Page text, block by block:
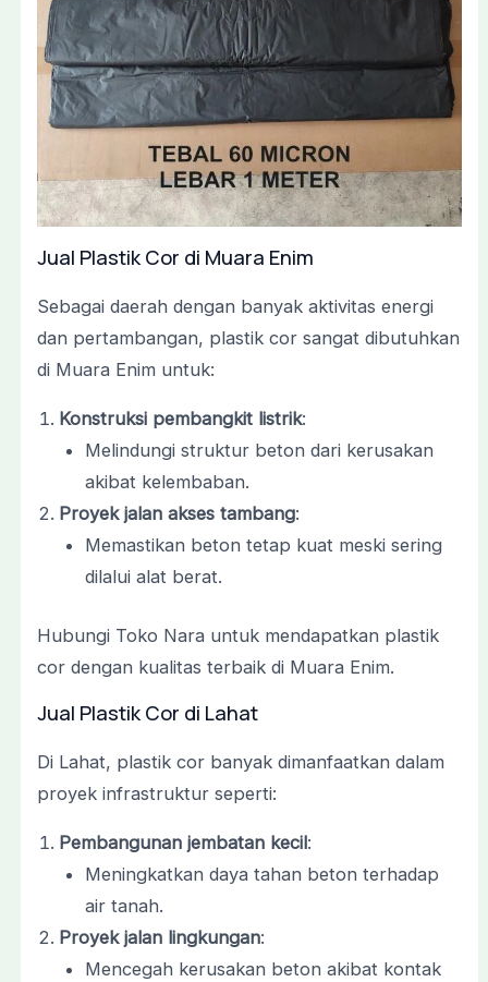
Jual Plastik Cor di Muara Enim
Sebagai daerah dengan banyak aktivitas energi
dan pertambangan, plastik cor sangat dibutuhkan
di Muara Enim untuk:
Konstruksi pembangkit listrik:
Melindungi struktur beton dari kerusakan
akibat kelembaban.
Proyek jalan akses tambang:
Memastikan beton tetap kuat meski sering
dilalui alat berat.
Hubungi Toko Nara untuk mendapatkan plastik
cor dengan kualitas terbaik di Muara Enim.
Jual Plastik Cor di Lahat
Di Lahat, plastik cor banyak dimanfaatkan dalam
proyek infrastruktur seperti:
Pembangunan jembatan kecil:
Meningkatkan daya tahan beton terhadap
air tanah.
Proyek jalan lingkungan:
Mencegah kerusakan beton akibat kontak